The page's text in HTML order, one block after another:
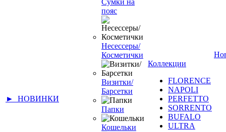
► НОВИНКИ
Сумки на
пояс
Несессеры/
Косметички
Визитки/
Барсетки
Папки
Кошельки
Коллекции
FLORENCE
NAPOLI
PERFETTO
SORRENTO
BUFALO
ULTRA